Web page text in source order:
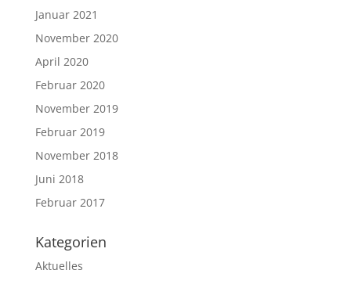
Januar 2021
November 2020
April 2020
Februar 2020
November 2019
Februar 2019
November 2018
Juni 2018
Februar 2017
Kategorien
Aktuelles